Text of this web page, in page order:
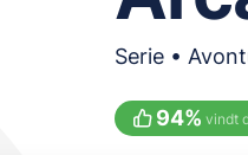
Serie •
94% vindt